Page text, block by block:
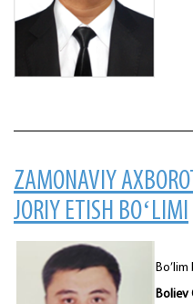
ZAMONAVIY
JORIY ETISH BOʻLIMI
Bo’lim
Boliev